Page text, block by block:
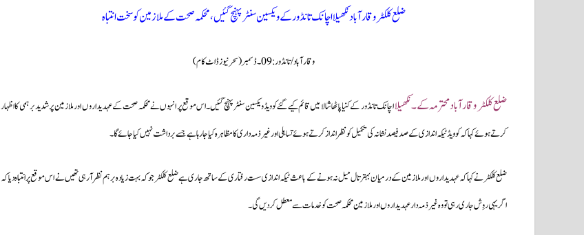
ضلع کلکٹر وقارآباد نکھیلا اچانک تانڈور کے ویکسین سنٹر پہنچ گئیں،محکمہ صحت کے ملازمین کو سخت انتباہ
وقارآباد/تانڈور: 09۔ڈسمبر(سحرنیوزڈاٹ کام)
ضلع کلکٹر وقارآباد محترمہ کے۔نکھیلااچانک تانڈور کے کنیا پاٹھاشالا میں قائم کیے گئے کوویڈ ویکسین سنٹر پہنچ گئیں۔اس موقع پر انہوں نے محکمہ صحت کے عہدیداروں اور ملازمین پر شدید برہمی کا اظہار
کرتے ہوئے کہا کہ کوویڈ ٹیکہ اندازی کے صد فیصد نشانہ کی تکمیل کو نظرانداز کرتے ہوئے تساہلی اور غیر ذمہ داری کا مظاہرہ کیا جارہا ہے جسے برداشت نہیں کیا جائے گا۔
ضلع کلکٹر نے کہا کہ عہدیداروں اور ملازمین کے درمیان بہتر تال میل نہ ہونے کے باعث ٹیکہ اندازی سست رفتاری کے ساتھ جاری ہے ضلع کلکٹر جو کہ بہت زیادہ برہم نظر آرہی تھیں نے اس موقع پر انتباہ دیا کہ
اگر یہی روِش جاری رہی تو وہ غیر ذمہ دار عہدیداروں اور ملازمین محکمہ صحت کو خدمات سے معطل کردیں گی۔